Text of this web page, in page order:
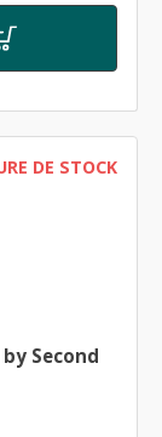
DE STOCK
Second